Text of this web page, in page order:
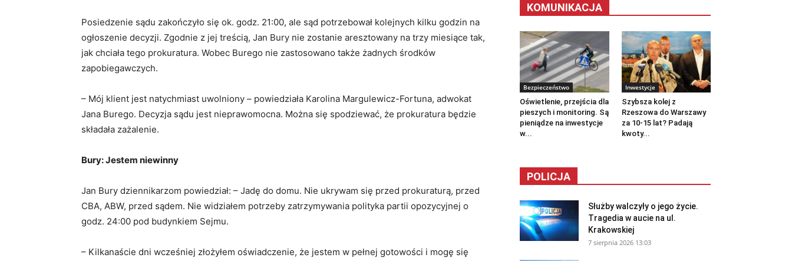
Posiedzenie sądu zakończyło się ok. godz. 21:00, ale sąd potrzebował kolejnych kilku godzin na
ogłoszenie decyzji. Zgodnie z jej treścią, Jan Bury nie zostanie aresztowany na trzy miesiące tak,
jak chciała tego prokuratura. Wobec Burego nie zastosowano także żadnych środków
zapobiegawczych.
– Mój klient jest natychmiast uwolniony – powiedziała Karolina Margulewicz-Fortuna, adwokat
Jana Burego. Decyzja sądu jest nieprawomocna. Można się spodziewać, że prokuratura będzie
składała zażalenie.
Bury: Jestem niewinny
Jan Bury dziennikarzom powiedział: – Jadę do domu. Nie ukrywam się przed prokuraturą, przed
CBA, ABW, przed sądem. Nie widziałem potrzeby zatrzymywania polityka partii opozycyjnej o
godz. 24:00 pod budynkiem Sejmu.
– Kilkanaście dni wcześniej złożyłem oświadczenie, że jestem w pełnej gotowości i mogę się
KOMUNIKACJA
Bezpieczeństwo
Oświetlenie, przejścia dla
pieszych i monitoring. Są
pieniądze na inwestycje
w...
Inwestycje
Szybsza kolej z
Rzeszowa do Warszawy
za 10-15 lat? Padają
kwoty...
POLICJA
Służby walczyły o jego życie.
Tragedia w aucie na ul.
Krakowskiej
7 sierpnia 2026 13:03